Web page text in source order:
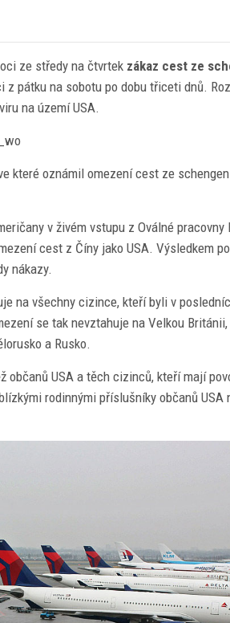
ze středy na čtvrtek zákaz cest ze
z pátku na sobotu po dobu třiceti dnů.
na území USA.
které oznámil omezení cest ze
v živém vstupu z Oválné pracovny
cest z Číny jako USA. Výsledkem
nákazy.
na všechny cizince, kteří byli v
se tak nevztahuje na Velkou Británii,
a Rusko.
občanů USA a těch cizinců, kteří mají
rodinnými příslušníky občanů USA